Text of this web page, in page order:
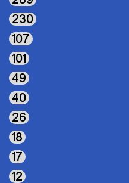
230
107
101
49
40
26
18
17
12